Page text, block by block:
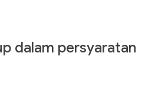
dalam persyaratan